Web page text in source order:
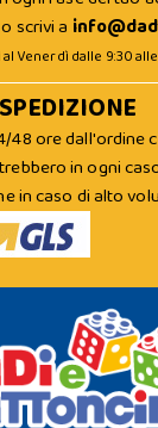
o scrivi a
Venerdì dalle 9:30 alle
48 ore dall'ordine
in ogni
in caso di alto